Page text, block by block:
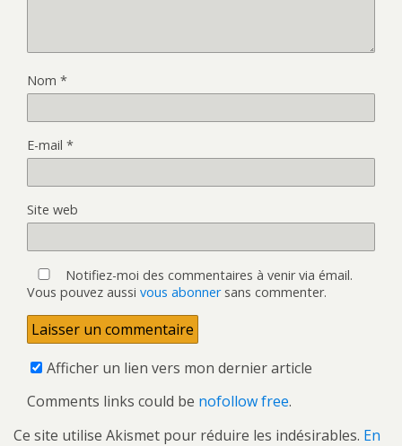
Nom *
E-mail *
Site web
Notifiez-moi des commentaires à venir via émail.
Vous pouvez aussi vous abonnersans commenter.
Afficher un lien vers mon dernier article
Comments links could be nofollow free.
Ce site utilise Akismet pour réduire les indésirables. En